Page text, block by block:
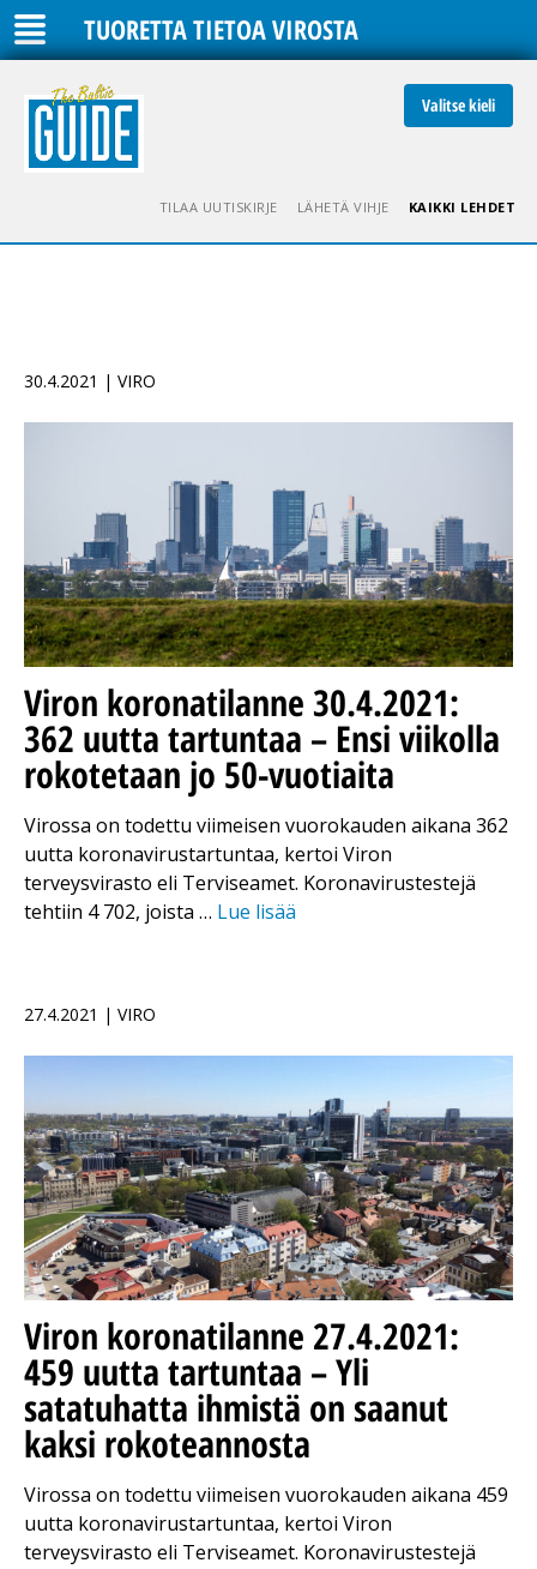
TUORETTA TIETOA VIROSTA
Valitse kieli
TILAA UUTISKIRJE LÄHETÄ VIHJE KAIKKI LEHDET
30.4.2021 | VIRO
Viron koronatilanne 30.4.2021:
362 uutta tartuntaa – Ensi viikolla
rokotetaan jo 50-vuotiaita
Virossa on todettu viimeisen vuorokauden aikana 362
uutta koronavirustartuntaa, kertoi Viron
terveysvirasto eli Terviseamet. Koronavirustestejä
tehtiin 4 702, joista … Lue lisää
27.4.2021 | VIRO
Viron koronatilanne 27.4.2021:
459 uutta tartuntaa – Yli
satatuhatta ihmistä on saanut
kaksi rokoteannosta
Virossa on todettu viimeisen vuorokauden aikana 459
uutta koronavirustartuntaa, kertoi Viron
terveysvirasto eli Terviseamet. Koronavirustestejä